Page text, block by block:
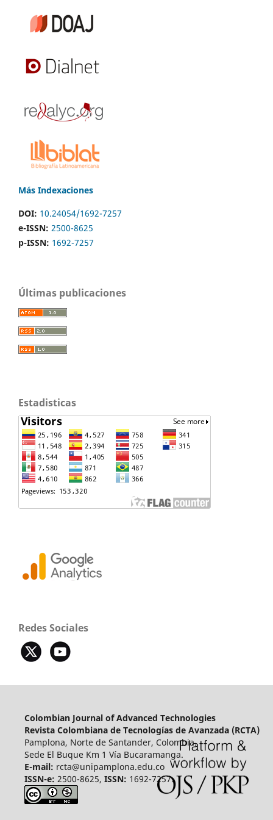
Más Indexaciones
DOI: 10.24054/1692-7257
e-ISSN: 2500-8625
p-ISSN: 1692-7257
Últimas publicaciones
Estadisticas
Redes Sociales
Colombian Journal of Advanced Technologies
Revista Colombiana de Tecnologías de Avanzada (RCTA)
Pamplona, Norte de Santander, Colombia.
Sede El Buque Km 1 Vía Bucaramanga.
E-mail: rcta@unipamplona.edu.co
ISSN-e: 2500-8625, ISSN: 1692-7257.